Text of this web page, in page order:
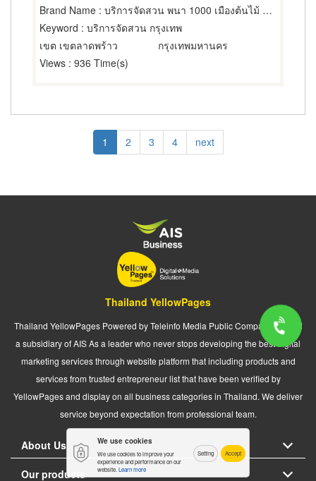
Brand Name : บริการจัดสวน พนา 1000 เมืองต้นไม้ กรุงเทพฯ
Keyword : บริการจัดสวน กรุงเทพ
เขต เขตลาดพร้าว
กรุงเทพมหานคร
Views : 936 Time(s)
Current
page
1 Page
2 Page
3 Page
4
Next
page
next
Thailand YellowPages
Thailand YellowPages Powered by Teleinfo Media Public Company Limited
a subsidiary of AIS As a leader who never stops developing the best digital
marketing services through website platform that including products and
services from trusted entrepreneur list that have been verified by
YellowPages and display on all business categories in Thailand. We deliver
service beyond expectation from professional team.
About Us
Our products
We use cookies
We use cookies to improve your
experience and performance on our
website. Learn more
Setting Accept